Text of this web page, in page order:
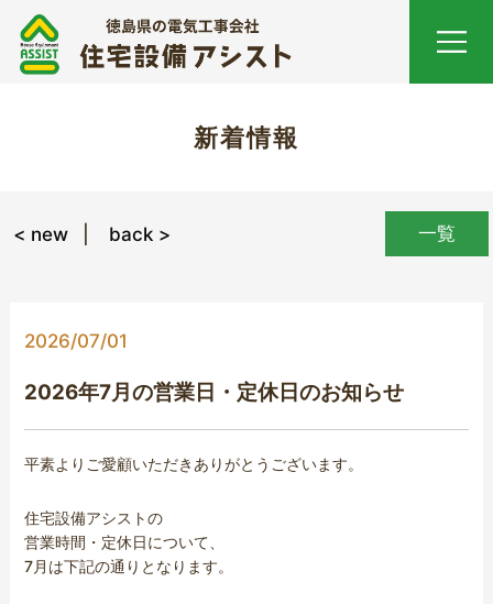
新着情報
一覧
< new back >
2026/07/01
2026年7月の営業日・定休日のお知らせ
平素よりご愛顧いただきありがとうございます。
住宅設備アシストの
営業時間・定休日について、
7月は下記の通りとなります。